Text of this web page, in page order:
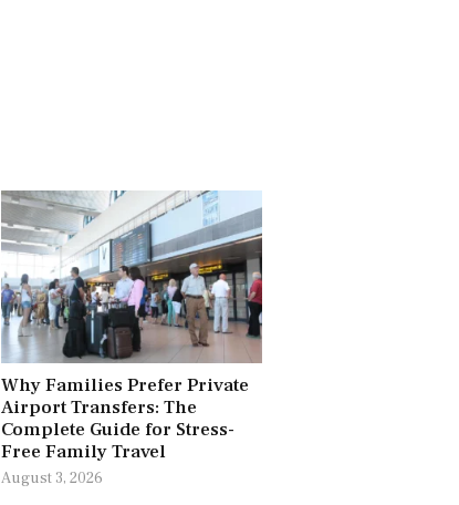
Why Families Prefer Private
Airport Transfers: The
Complete Guide for Stress-
Free Family Travel
August 3, 2026